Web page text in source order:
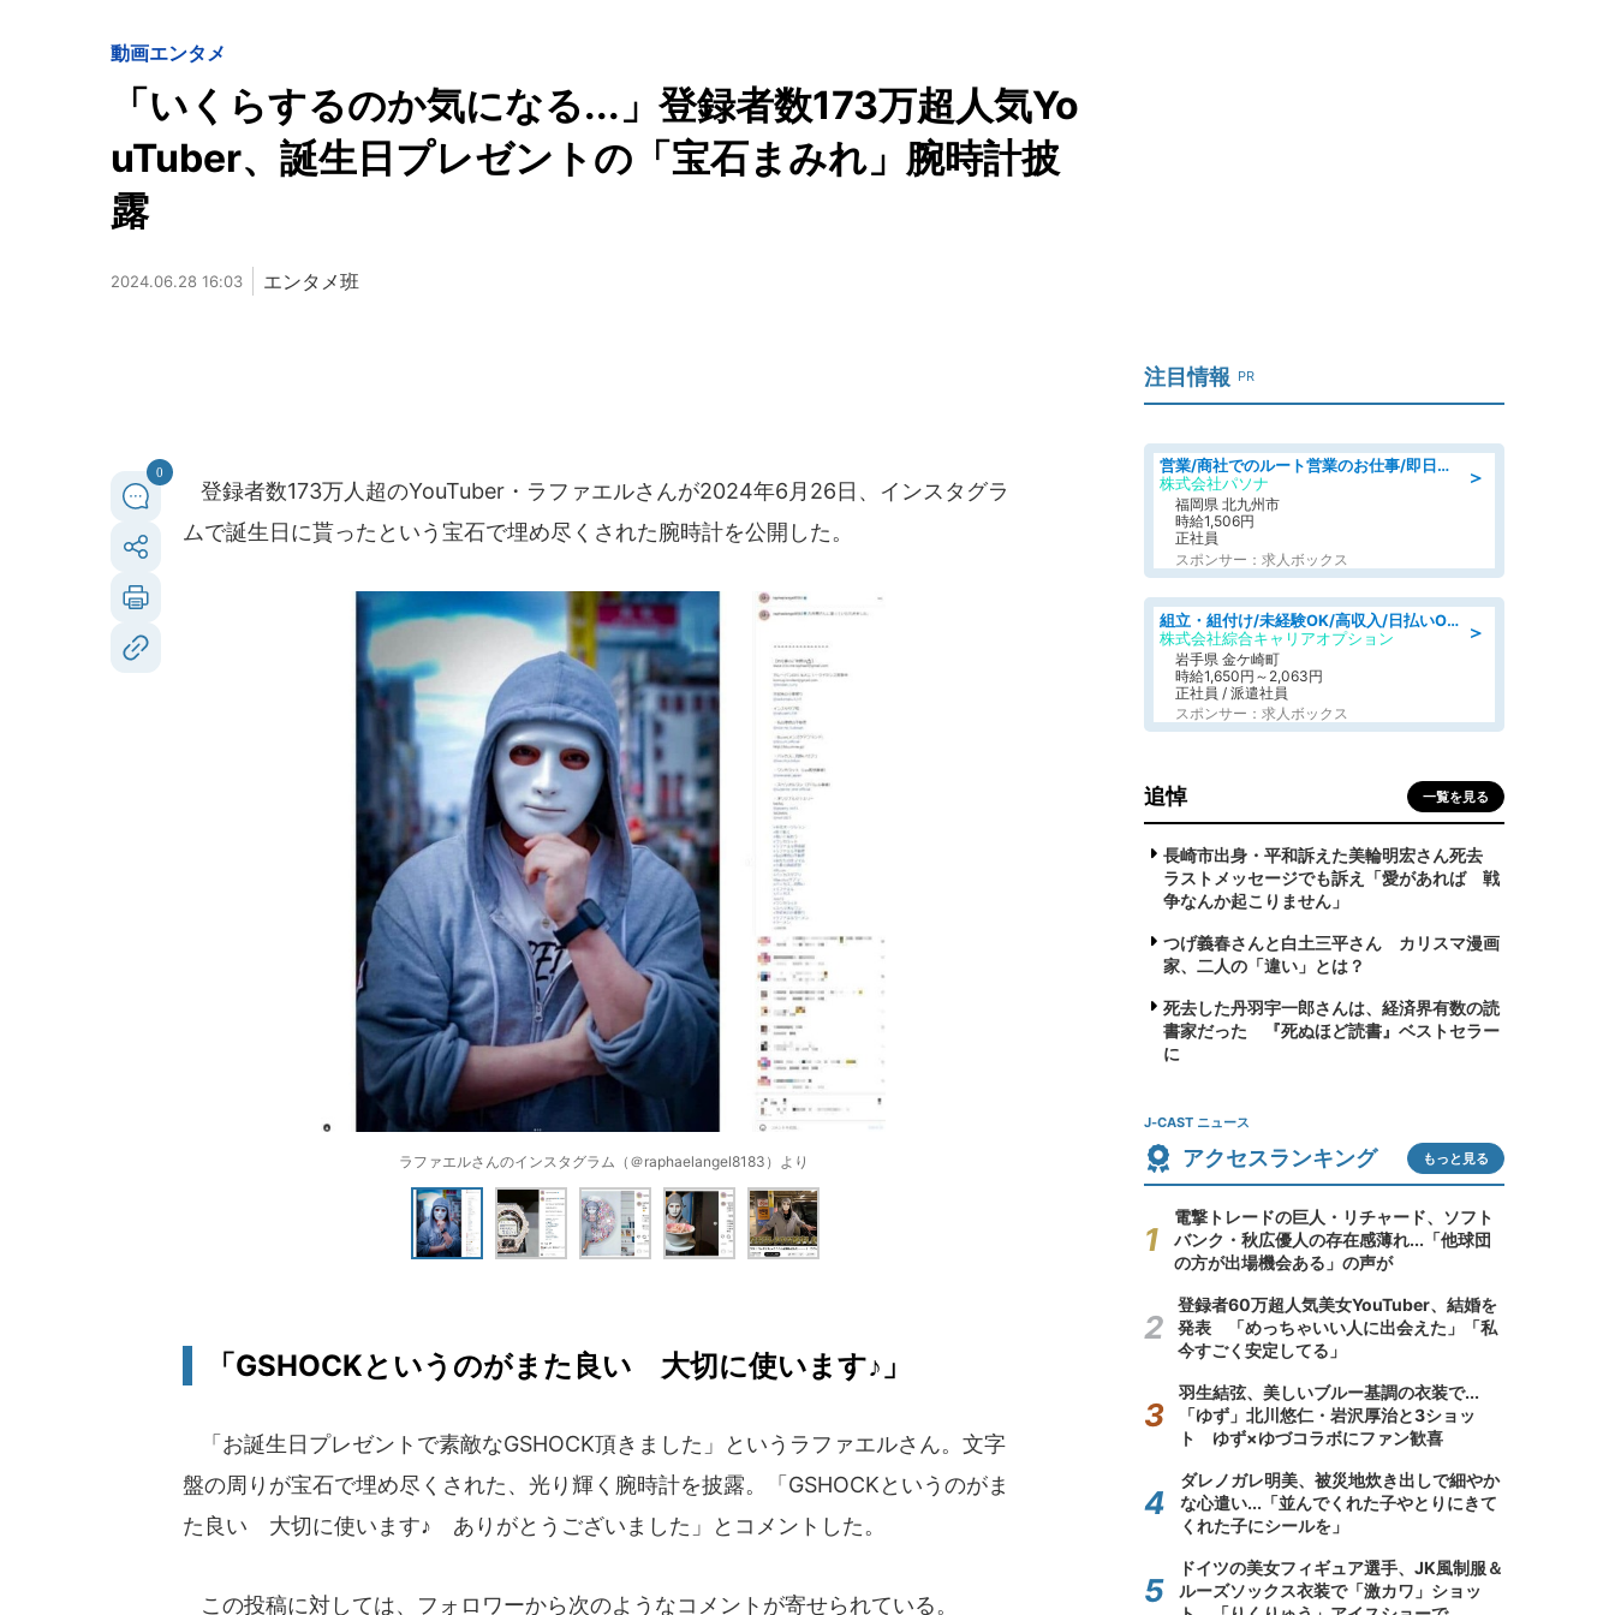
動画エンタメ
「いくらするのか気になる...」登録者数173万超人気Yo
uTuber、誕生日プレゼントの「宝石まみれ」腕時計披
露
2024.06.28 16:03 エンタメ班
0
登録者数173万人超のYouTuber・ラファエルさんが2024年6月26日、インスタグラ
ムで誕生日に貰ったという宝石で埋め尽くされた腕時計を公開した。
ラファエルさんのインスタグラム（＠raphaelangel8183）より
「GSHOCKというのがまた良い 大切に使います♪」
「お誕生日プレゼントで素敵なGSHOCK頂きました」というラファエルさん。文字
盤の周りが宝石で埋め尽くされた、光り輝く腕時計を披露。「GSHOCKというのがま
た良い 大切に使います♪ ありがとうございました」とコメントした。
この投稿に対しては、フォロワーから次のようなコメントが寄せられている。
注目情報 PR
＞
営業/商社でのルート営業のお仕事/即日勤務可/車通勤可/営業
株式会社パソナ
福岡県 北九州市
時給1,506円
正社員
スポンサー：求人ボックス
＞
組立・組付け/未経験OK/高収入/日払いOK/交替制/20・30・40代活躍中
株式会社綜合キャリアオプション
岩手県 金ケ崎町
時給1,650円～2,063円
正社員 / 派遣社員
スポンサー：求人ボックス
追悼 一覧を見る
長崎市出身・平和訴えた美輪明宏さん死去
ラストメッセージでも訴え「愛があれば 戦
争なんか起こりません」
つげ義春さんと白土三平さん カリスマ漫画
家、二人の「違い」とは？
死去した丹羽宇一郎さんは、経済界有数の読
書家だった 『死ぬほど読書』ベストセラー
に
J-CAST ニュース
アクセスランキング もっと見る
電撃トレードの巨人・リチャード、ソフト
バンク・秋広優人の存在感薄れ...「他球団
の方が出場機会ある」の声が
登録者60万超人気美女YouTuber、結婚を
発表 「めっちゃいい人に出会えた」「私
今すごく安定してる」
羽生結弦、美しいブルー基調の衣装で...
「ゆず」北川悠仁・岩沢厚治と3ショッ
ト ゆず×ゆづコラボにファン歓喜
ダレノガレ明美、被災地炊き出しで細やか
な心遣い...「並んでくれた子やとりにきて
くれた子にシールを」
ドイツの美女フィギュア選手、JK風制服＆
ルーズソックス衣装で「激カワ」ショッ